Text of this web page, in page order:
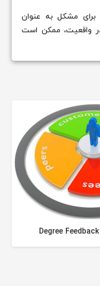
مشکل به عنوان
واقعیت، ممکن است